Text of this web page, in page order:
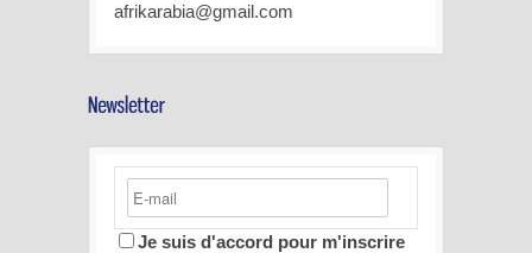
afrikarabia@gmail.com
Je suis d'accord pour m'inscrire